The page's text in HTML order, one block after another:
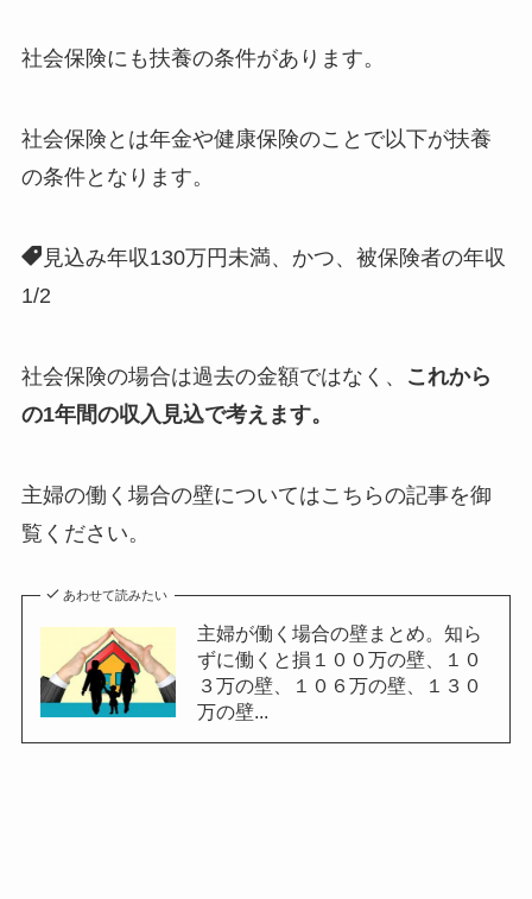
社会保険にも扶養の条件があります。
社会保険とは年金や健康保険のことで以下が扶養
の条件となります。
見込み年収130万円未満、かつ、被保険者の年収
1/2
社会保険の場合は過去の金額ではなく、
これから
の1年間の収入見込で考えます。
主婦の働く場合の壁についてはこちらの記事を御
覧ください。
あわせて読みたい
主婦が働く場合の壁まとめ。知ら
ずに働くと損１００万の壁、１０
３万の壁、１０６万の壁、１３０
万の壁...